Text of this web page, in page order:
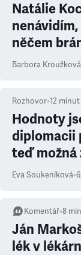
Natálie
něčem
Barbora Kroužková
Rozhovor•12 minut
Hodnoty
diplomacii
teď možná
Eva Soukeníková•
Komentář•8
Ján
lék v